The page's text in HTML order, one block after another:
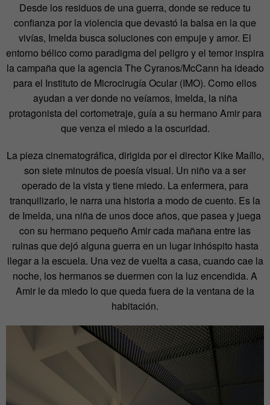
Desde los residuos de una guerra, donde se reduce tu
confianza por la violencia que devastó la balsa en la que
vivías, Imelda busca soluciones con empuje y amor. El
entorno bélico como paradigma del peligro y el temor inspira
la campaña que la agencia The Cyranos/McCann ha ideado
para el Instituto de Microcirugía Ocular (IMO). Como ellos
ayudan a ver donde no veíamos, Imelda, la niña
protagonista del cortometraje, guía a su hermano Amir para
que venza el miedo a la oscuridad.
La pieza cinematográfica, dirigida por el director Kike Maíllo,
son siete minutos de poesía visual. Un niño va a ser
operado de la vista y tiene miedo. La enfermera, para
tranquilizarlo, le narra una historia a modo de cuento. Es la
de Imelda, una niña de unos doce años, que pasea y juega
con su hermano pequeño Amir cada mañana entre las
ruinas que dejó alguna guerra en un lugar inhóspito hasta
llegar a la escuela. Una vez de vuelta a casa, cuando cae la
noche, los hermanos se duermen con la luz encendida. A
Amir le da miedo lo que queda fuera de la ventana de la
habitación.